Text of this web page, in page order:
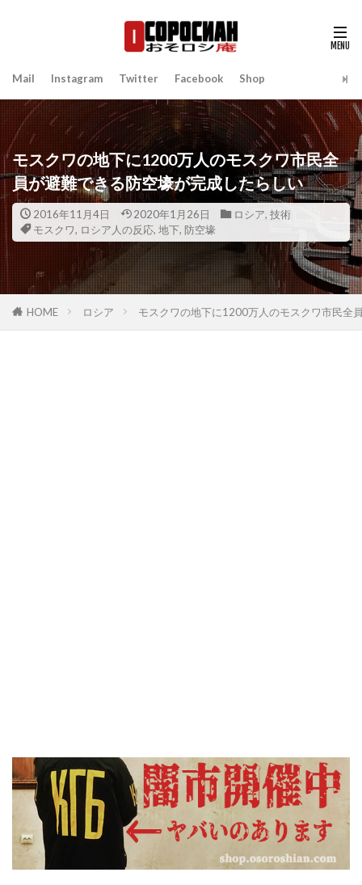
Mail Instagram Twitter Facebook Shop
モスクワの地下に1200万人のモスクワ市民全
員が避難できる防空壕が完成したらしい
2016年11月4日 2020年1月26日 ロシア, 技術
モスクワ, ロシア人の反応, 地下, 防空壕
HOME ロシア モスクワの地下に1200万人のモスクワ市民全